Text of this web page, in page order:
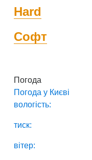
Hard
Софт
Погода
Погода у Києві
вологість:
тиск:
вітер: